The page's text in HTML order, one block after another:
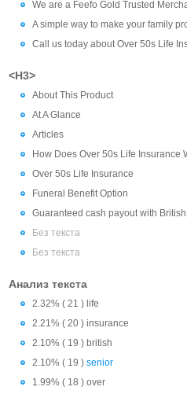
We are a Feefo Gold Trusted
A simple way to make your family
Call us today about Over 50s Life
<H3>
About This Product
At A Glance
Articles
How Does Over 50s Life Insurance
Over 50s Life Insurance
Funeral Benefit Option
Guaranteed cash payout with
Без текста
Без текста
Анализ текста
2.32% ( 21 ) life
2.21% ( 20 ) insurance
2.10% ( 19 ) british
2.10% ( 19 ) senior
1.99% ( 18 ) over